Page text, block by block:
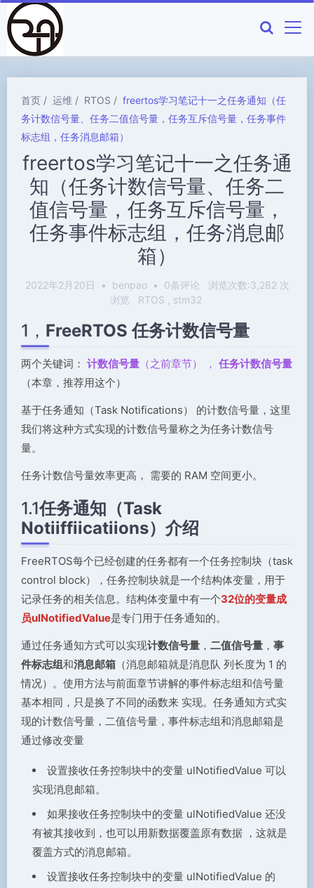
首页 运维 RTOS
freertos学习笔记十一之任务通知（任
务计数信号量、任务二值信号量，任务互斥信号量，任务事件
标志组，任务消息邮箱）
freertos学习笔记十一之任务通
知（任务计数信号量、任务二
值信号量，任务互斥信号量，
任务事件标志组，任务消息邮
箱）
2022年2月20日 • benpao • 0条评论
浏览次数:3,282 次
浏览
RTOS stm32
1， FreeRTOS 任务计数信号量
两个关键词： 计数信号量 （之前章节） ， 任务计数信号量
（本章，推荐用这个）
基于任务通知（Task Notifications） 的计数信号量，这里
我们将这种方式实现的计数信号量称之为任务计数信号
量。
任务计数信号量效率更高， 需要的 RAM 空间更小。
1.1任务通知（Task
Notiiffiicatiions）介绍
FreeRTOS每个已经创建的任务都有一个任务控制块（task
control block），任务控制块就是一个结构体变量，用于
记录任务的相关信息。结构体变量中有一个32位的变量成
员ulNotifiedValue是专门用于任务通知的。
通过任务通知方式可以实现计数信号量 ， 二值信号量 ， 事
件标志组和消息邮箱 （消息邮箱就是消息队 列长度为 1 的
情况）。使用方法与前面章节讲解的事件标志组和信号量
基本相同，只是换了不同的函数来 实现。任务通知方式实
现的计数信号量，二值信号量，事件标志组和消息邮箱是
通过修改变量
设置接收任务控制块中的变量 ulNotifiedValue 可以
实现消息邮箱。
如果接收任务控制块中的变量 ulNotifiedValue 还没
有被其接收到，也可以用新数据覆盖原有数据 ，这就是
覆盖方式的消息邮箱。
设置接收任务控制块中的变量 ulNotifiedValue 的